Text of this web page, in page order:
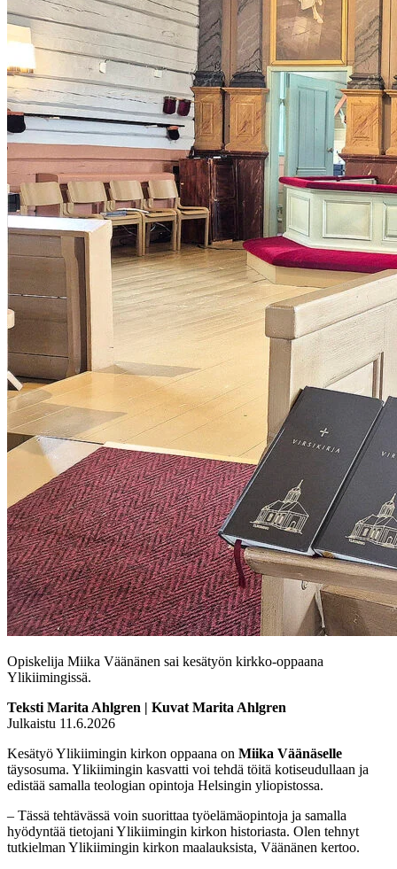
Opiskelija Miika Väänänen sai kesätyön kirkko-oppaana
Ylikiimingissä.
Teksti Marita Ahlgren | Kuvat Marita Ahlgren
Julkaistu 11.6.2026
Kesätyö Ylikiimingin kirkon oppaana on Miika Väänäselle
täysosuma. Ylikiimingin kasvatti voi tehdä töitä kotiseudullaan ja
edistää samalla teologian opintoja Helsingin yliopistossa.
– Tässä tehtävässä voin suorittaa työelämäopintoja ja samalla
hyödyntää tietojani Ylikiimingin kirkon historiasta. Olen tehnyt
tutkielman Ylikiimingin kirkon maalauksista, Väänänen kertoo.